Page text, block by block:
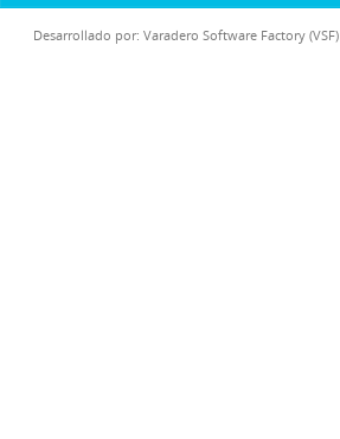
Desarrollado por: Varadero Software Factory (VSF)